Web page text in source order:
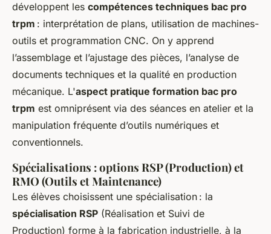
développent les compétences techniques bac pro
trpm : interprétation de plans, utilisation de machines-
outils et programmation CNC. On y apprend
l’assemblage et l’ajustage des pièces, l’analyse de
documents techniques et la qualité en production
mécanique. L'aspect pratique formation bac pro
trpm est omniprésent via des séances en atelier et la
manipulation fréquente d’outils numériques et
conventionnels.
Spécialisations : options RSP (Production) et
RMO (Outils et Maintenance)
Les élèves choisissent une spécialisation : la
spécialisation RSP (Réalisation et Suivi de
Production) forme à la fabrication industrielle, à la